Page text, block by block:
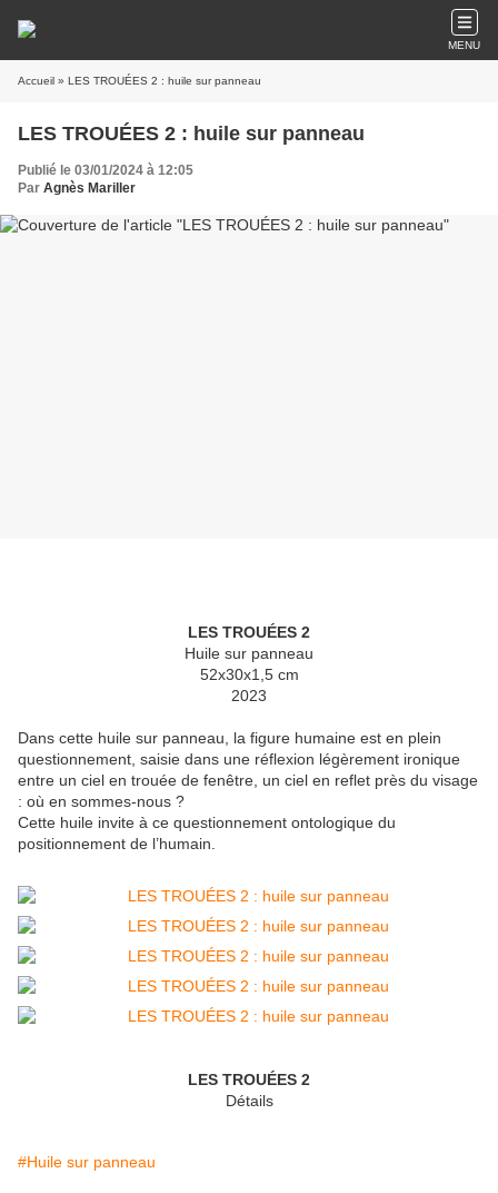
MENU
Accueil » LES TROUÉES 2 : huile sur panneau
LES TROUÉES 2 : huile sur panneau
Publié le 03/01/2024 à 12:05
Par Agnès Mariller
LES TROUÉES 2
Huile sur panneau
52x30x1,5 cm
2023
Dans cette huile sur panneau, la figure humaine est en plein
questionnement, saisie dans une réflexion légèrement ironique
entre un ciel en trouée de fenêtre, un ciel en reflet près du visage
: où en sommes-nous ?
Cette huile invite à ce questionnement ontologique du
positionnement de l’humain.
LES TROUÉES 2
Détails
#Huile sur panneau